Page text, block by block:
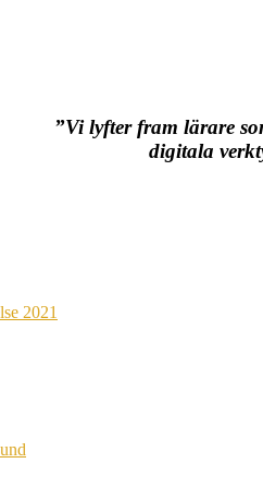
”Vi lyfter fram lärare
digitala
2021